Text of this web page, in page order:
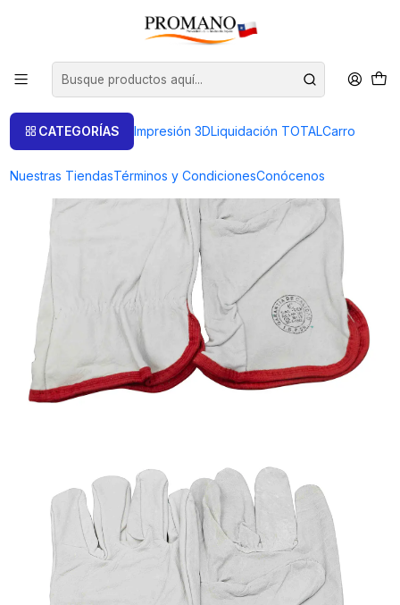
CATEGORÍAS Impresión 3DLiquidación TOTALCarro
Nuestras TiendasTérminos y CondicionesConócenos
Protección GUANTES DE CABRITILLA